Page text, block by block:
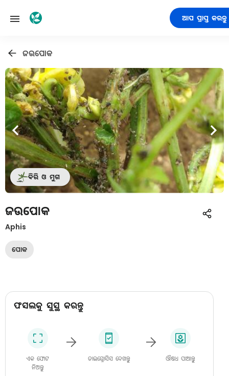
ଆପ ପ୍ରାପ୍ତ କରନ୍ତୁ
ଜଉପୋକ
ବିରି ଓ ମୁଗ
ଜଉପୋକ
Aphis
ପୋକ
ଫସଲକୁ ସୁସ୍ଥ କରନ୍ତୁ
ଏକ ଫୋଟ
ନିଅନ୍ତୁ
ଡାଇଗ୍ନୋସିସ ଦେଖନ୍ତୁ ଔଷଧ ପାଆନ୍ତୁ